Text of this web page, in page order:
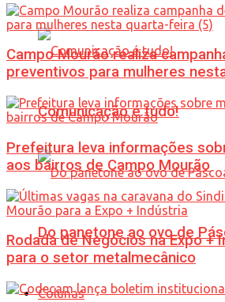
Comunicação é tudo!
Do panetone ao ovo de
Colunas
Campo Mourão realiza
preventivos para mulheres
Prefeitura leva informações
aos bairros de Campo Mourão
Rodada de Negócios na Expo +
para o setor metalmecânico